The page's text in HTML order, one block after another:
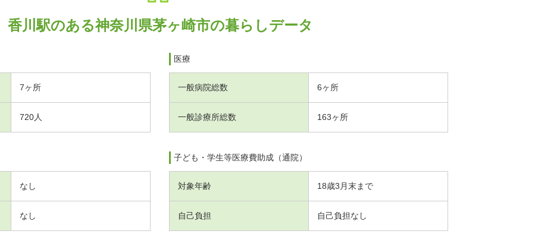
香川駅のある神奈川県茅ヶ崎市の暮らしデータ
7ヶ所
720人
医療
一般病院総数 6ヶ所
一般診療所総数 163ヶ所
なし
なし
子ども・学生等医療費助成（通院）
対象年齢 18歳3月末まで
自己負担 自己負担なし